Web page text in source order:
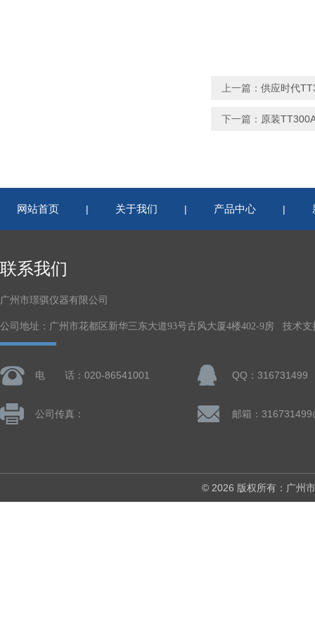
上一篇： 供应时代
下一篇： 原装
网站首页 | 关于我们 | 产品中心 |
联系我们
广州市璟骐仪器有限公司
公司地址：广州市花都区新华三东大道93号古风大厦4楼402-9房 技术支
电 话：020-86541001 QQ：316731499
公司传真： 邮箱：
© 2026 版权所有：广州